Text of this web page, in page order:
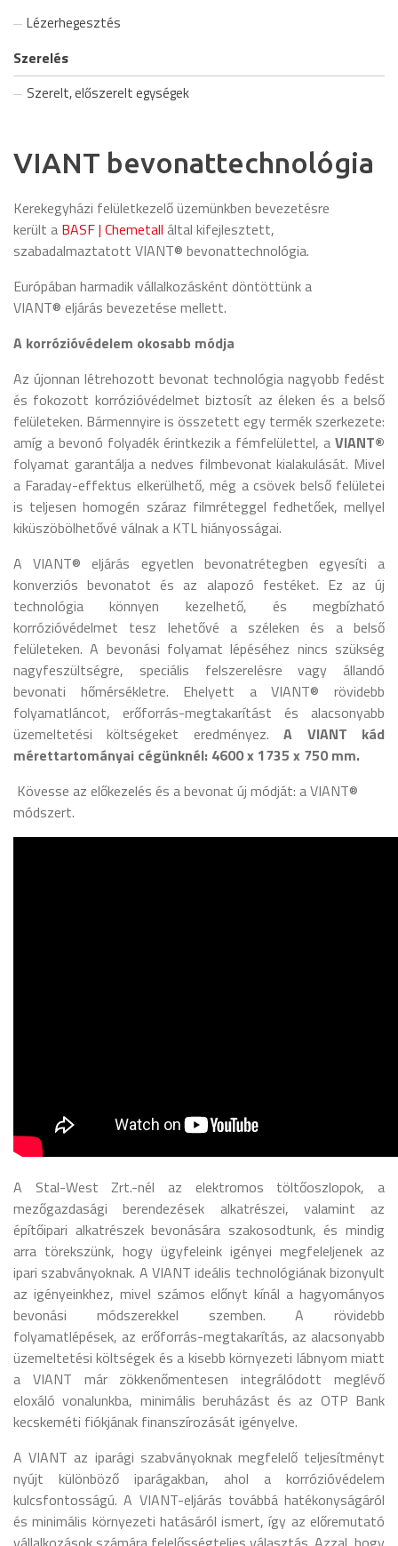
Lézerhegesztés
Szerelés
Szerelt, előszerelt egységek
VIANT bevonattechnológia
Kerekegyházi felületkezelő üzemünkben bevezetésre
került a BASF | Chemetall által kifejlesztett,
szabadalmaztatott VIANT® bevonattechnológia.
Európában harmadik vállalkozásként döntöttünk a
VIANT® eljárás bevezetése mellett.
A korrózióvédelem okosabb módja
Az újonnan létrehozott bevonat technológia nagyobb fedést
és fokozott korrózióvédelmet biztosít az éleken és a belső
felületeken. Bármennyire is összetett egy termék szerkezete:
amíg a bevonó folyadék érintkezik a fémfelülettel, a VIANT®
folyamat garantálja a nedves filmbevonat kialakulását. Mivel
a Faraday-effektus elkerülhető, még a csövek belső felületei
is teljesen homogén száraz filmréteggel fedhetőek, mellyel
kiküszöbölhetővé válnak a KTL hiányosságai.
A VIANT® eljárás egyetlen bevonatrétegben egyesíti a
konverziós bevonatot és az alapozó festéket. Ez az új
technológia könnyen kezelhető, és megbízható
korrózióvédelmet tesz lehetővé a széleken és a belső
felületeken. A bevonási folyamat lépéséhez nincs szükség
nagyfeszültségre, speciális felszerelésre vagy állandó
bevonati hőmérsékletre. Ehelyett a VIANT® rövidebb
folyamatláncot, erőforrás-megtakarítást és alacsonyabb
üzemeltetési költségeket eredményez. A VIANT kád
mérettartományai cégünknél: 4600 x 1735 x 750 mm.
Kövesse az előkezelés és a bevonat új módját: a VIANT®
módszert.
A Stal-West Zrt.-nél az elektromos töltőoszlopok, a
mezőgazdasági berendezések alkatrészei, valamint az
építőipari alkatrészek bevonására szakosodtunk, és mindig
arra törekszünk, hogy ügyfeleink igényei megfeleljenek az
ipari szabványoknak. A VIANT ideális technológiának bizonyult
az igényeinkhez, mivel számos előnyt kínál a hagyományos
bevonási módszerekkel szemben. A rövidebb
folyamatlépések, az erőforrás-megtakarítás, az alacsonyabb
üzemeltetési költségek és a kisebb környezeti lábnyom miatt
a VIANT már zökkenőmentesen integrálódott meglévő
eloxáló vonalunkba, minimális beruházást és az OTP Bank
kecskeméti fiókjának finanszírozását igényelve.
A VIANT az iparági szabványoknak megfelelő teljesítményt
nyújt különböző iparágakban, ahol a korrózióvédelem
kulcsfontosságú. A VIANT-eljárás továbbá hatékonyságáról
és minimális környezeti hatásáról ismert, így az előremutató